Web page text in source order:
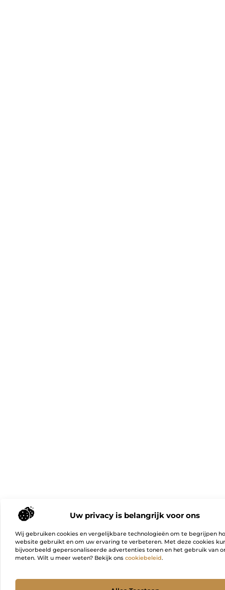
Uw privacy is belangrijk voor ons
Wij gebruiken cookies en vergelijkbare technologieën om te begrijpen
website gebruikt en om uw ervaring te verbeteren. Met deze cookies
bijvoorbeeld gepersonaliseerde advertenties tonen en het gebruik van
meten. Wilt u meer weten? Bekijk ons cookiebeleid.